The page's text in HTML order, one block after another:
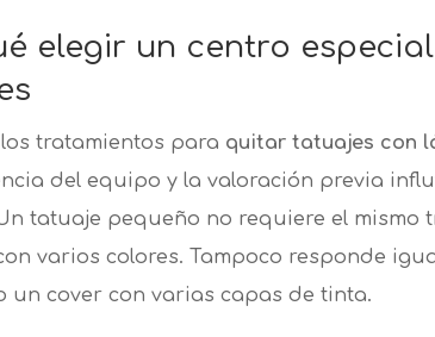
elegir un centro
tratamientos para quitar tatuajes con
del equipo y la valoración previa
tatuaje pequeño no requiere el mismo
varios colores. Tampoco responde
un cover con varias capas de tinta.